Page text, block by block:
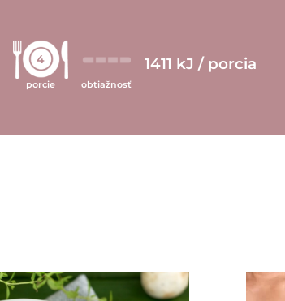
4
porcie obtiažnosť
1411 kJ / porcia